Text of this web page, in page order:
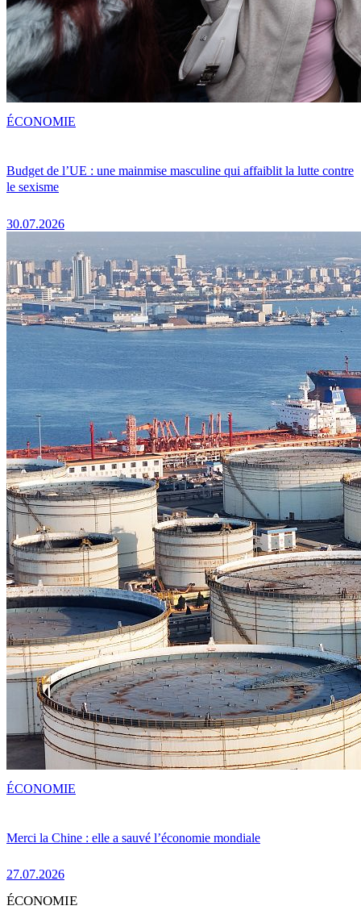
Budget de l’UE : une mainmise masculine qui affaiblit la lutte contre
le sexisme
30.07.2026
ÉCONOMIE
Merci la Chine : elle a sauvé l’économie mondiale
27.07.2026
ÉCONOMIE
ÉCONOMIE